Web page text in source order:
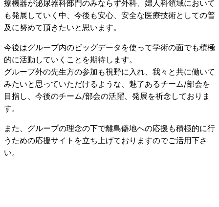
療機器が泌尿器科部門のみならず外科、婦人科領域において
も発展していく中、今後も安心、安全な医療技術としての普
及に努めて頂きたいと思います。
今後はグループ内のビッグデータを使って学術の面でも積極
的に活動していくことを期待します。
グループ外の先生方の参加も視野に入れ、我々と共に働いて
みたいと思っていただけるような、魅了あるチーム/部会を
目指し、今後のチーム/部会の活躍、発展を祈念しておりま
す。
また、グループの理念の下で離島僻地への応援も積極的に行
うための応援サイトを立ち上げておりますのでご活用下さ
い。